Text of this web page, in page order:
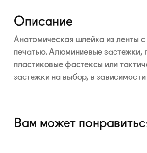
Развернуть
Описание
Анатомическая шлейка из ленты с
печатью. Алюминиевые застежки,
пластиковые фастексы или
застежки на выбор, в
Вам может